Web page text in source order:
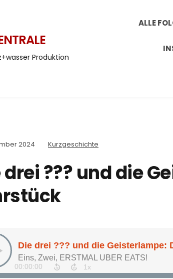
Produktion
ALLE
2024 Kurzgeschichte
drei ??? und die